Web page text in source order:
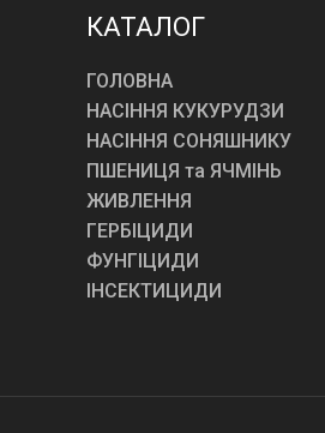
КАТАЛОГ
ГОЛОВНА
НАСІННЯ КУКУРУДЗИ
НАСІННЯ СОНЯШНИКУ
ПШЕНИЦЯ та ЯЧМІНЬ
ЖИВЛЕННЯ
ГЕРБІЦИДИ
ФУНГІЦИДИ
ІНСЕКТИЦИДИ